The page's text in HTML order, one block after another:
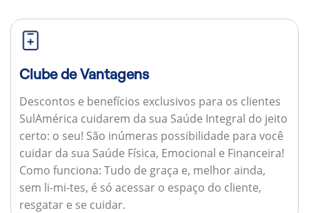
Clube de Vantagens
Descontos e benefícios exclusivos para os clientes
SulAmérica cuidarem da sua Saúde Integral do jeito
certo: o seu! São inúmeras possibilidade para você
cuidar da sua Saúde Física, Emocional e Financeira!
Como funciona: Tudo de graça e, melhor ainda,
sem li-mi-tes, é só acessar o espaço do cliente,
resgatar e se cuidar.